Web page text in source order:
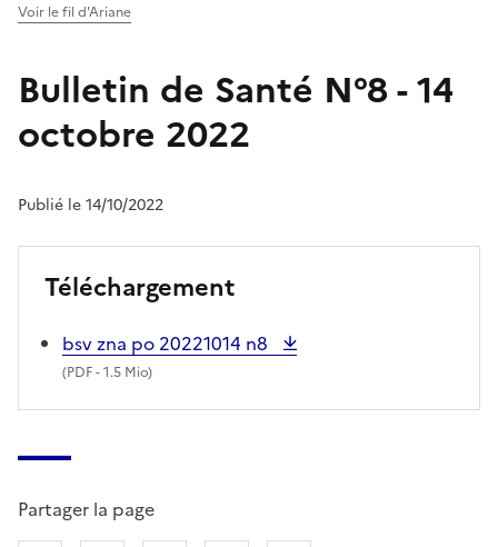
Voir le fil d'Ariane
Bulletin de Santé N°8 - 14
octobre 2022
Publié le 14/10/2022
Téléchargement
bsv zna po 20221014 n8
(PDF- 1.5 Mio)
Partager la page